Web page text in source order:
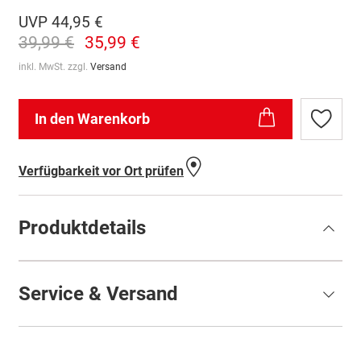
UVP 44,95 €
39,99 € 35,99 €
inkl. MwSt. zzgl. Versand
In den Warenkorb
Zur
Verfügbarkeit vor Ort prüfen
Produktdetails
Service & Versand